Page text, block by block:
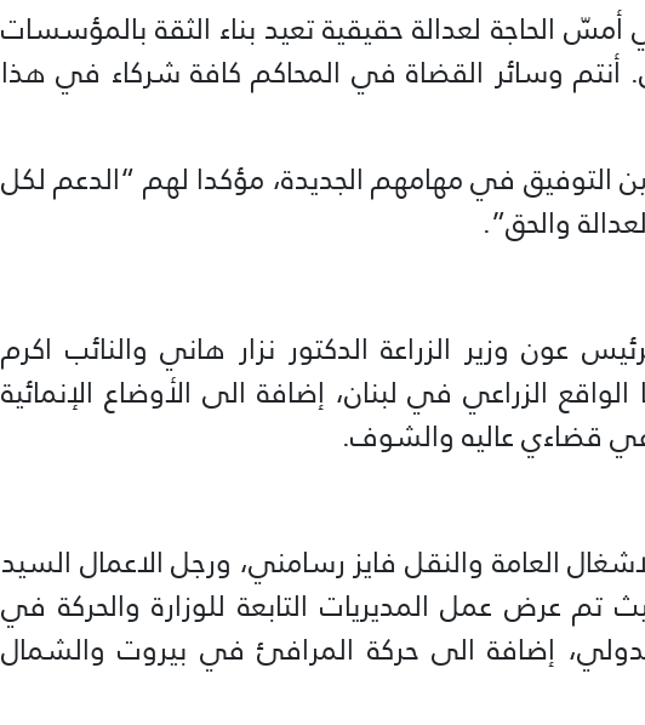
أمسّ الحاجة لعدالة حقيقية تعيد بناء الثقة بالمؤسسات
أنتم وسائر القضاة في المحاكم كافة شركاء في هذا
التوفيق في مهامهم الجديدة، مؤكدا لهم “الدعم لكل
والحق”.
عون وزير الزراعة الدكتور نزار هاني والنائب اكرم
الزراعي في لبنان، إضافة الى الأوضاع الإنمائية
في قضاءي عاليه والشوف.
العامة والنقل فايز رسامني، ورجل الاعمال السيد
عرض عمل المديريات التابعة للوزارة والحركة في
إضافة الى حركة المرافئ في بيروت والشمال